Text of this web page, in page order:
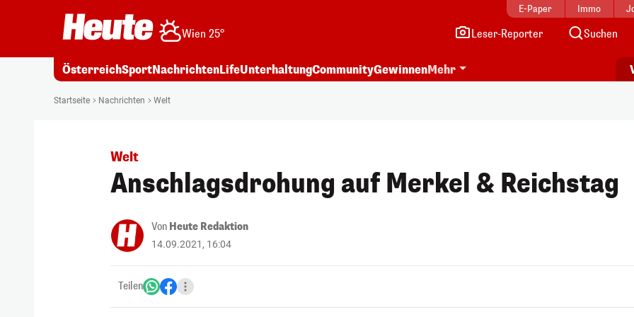
E-Paper Immo
Wien 25° Leser-Reporter Suchen
ÖsterreichSportNachrichtenLifeUnterhaltungCommunityGewinnenMehr
Startseite Nachrichten Welt
Welt
Anschlagsdrohung auf Merkel & Reichstag
Von Heute Redaktion
14.09.2021, 16:04
Teilen